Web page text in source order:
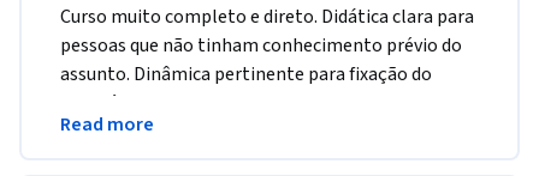
Curso muito completo e direto. Didática clara para
pessoas que não tinham conhecimento prévio do
assunto. Dinâmica pertinente para fixação do
conteúdo. Boas aulas. Bons exemplos. Bons
Professores.
Read more